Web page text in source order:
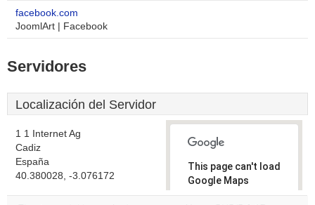
facebook.com
JoomlArt | Facebook
Servidores
Localización del Servidor
1 1 Internet Ag
Cadiz
España
40.380028, -3.076172
This page can't load
Google Maps
correctly.